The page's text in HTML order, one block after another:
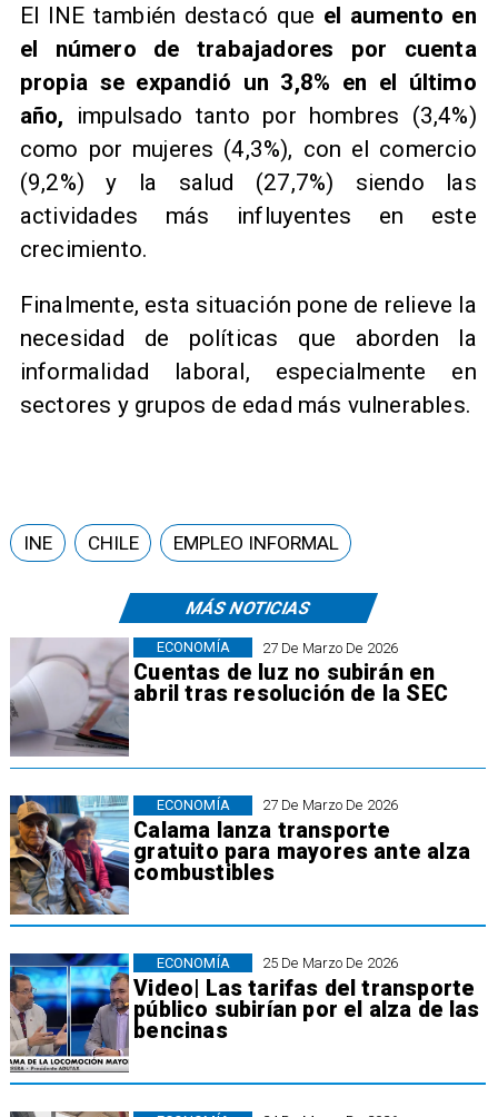
El INE también destacó que el aumento en
el número de trabajadores por cuenta
propia se expandió un 3,8% en el último
año, impulsado tanto por hombres (3,4%)
como por mujeres (4,3%), con el comercio
(9,2%) y la salud (27,7%) siendo las
actividades más influyentes en este
crecimiento.
Finalmente, esta situación pone de relieve la
necesidad de políticas que aborden la
informalidad laboral, especialmente en
sectores y grupos de edad más vulnerables.
MÁS NOTICIAS
27 De Marzo De 2026
Cuentas de luz no subirán en
abril tras resolución de la SEC
ECONOMÍA
27 De Marzo De 2026
Calama lanza transporte
gratuito para mayores ante alza
combustibles
ECONOMÍA
25 De Marzo De 2026
Video| Las tarifas del transporte
público subirían por el alza de las
bencinas
ECONOMÍA
INE CHILE EMPLEO INFORMAL